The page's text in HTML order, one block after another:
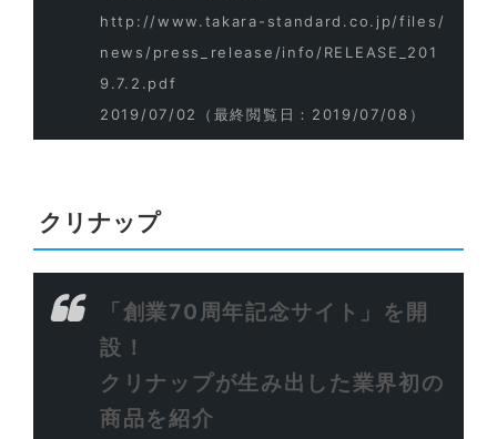
http://www.takara-standard.co.jp/files/
news/press_release/info/RELEASE_201
9.7.2.pdf
2019/07/02
（最終閲覧日：2019/07/08）
クリナップ
「創業70周年記念サイト」を開
設！
クリナップが生み出した業界初の
商品を紹介